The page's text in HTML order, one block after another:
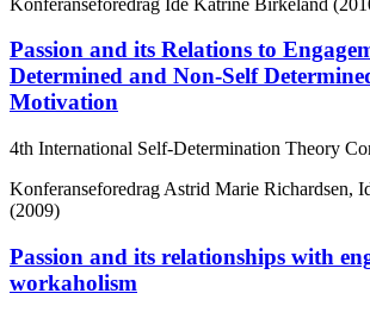
Passion and its Relations to
Determined and Non-Self
Motivation
4th International Self-Determination Theory
Konferanseforedrag Astrid Marie Richardsen,
(2009)
Passion and its relationships with
workaholism